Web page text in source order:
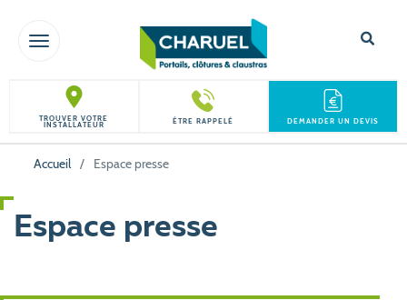
TOGGLE NAVIGATION
TROUVER VOTRE
INSTALLATEUR ÊTRE RAPPELÉ DEMANDER UN DEVIS
Accueil / Espace presse
Espace presse